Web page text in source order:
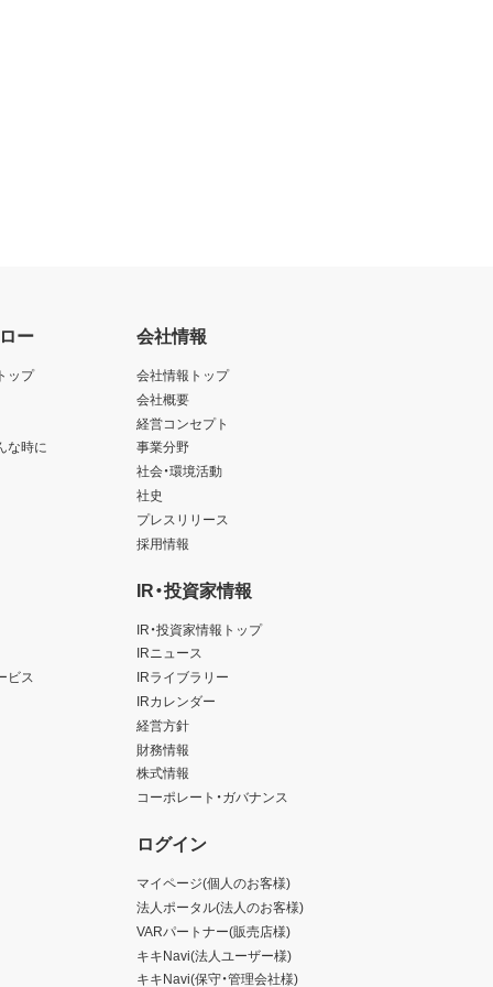
ー
ップ
な時に
ビス
会社情報
会社情報トップ
会社概要
経営コンセプト
事業分野
社会・環境活動
社史
プレスリリース
採用情報
IR・投資家情報
IR・投資家情報トップ
IRニュース
IRライブラリー
IRカレンダー
経営方針
財務情報
株式情報
コーポレート・ガバナンス
ログイン
マイページ(個人のお客様)
法人ポータル(法人のお客様)
VARパートナー(販売店様)
キキNavi(法人ユーザー様)
キキNavi(保守・管理会社様)